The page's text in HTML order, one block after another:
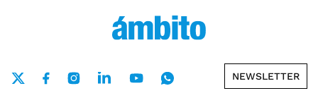
NEWSLETTER